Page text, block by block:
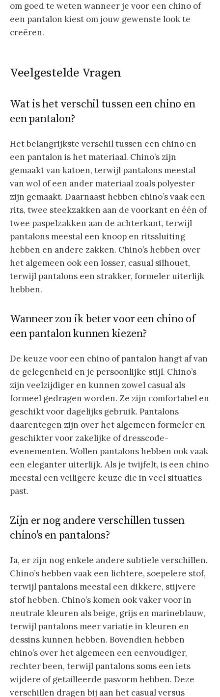
om goed te weten wanneer je voor een chino of
een pantalon kiest om jouw gewenste look te
creëren.
Veelgestelde Vragen
Wat is het verschil tussen een chino en
een pantalon?
Het belangrijkste verschil tussen een chino en
een pantalon is het materiaal. Chino’s zijn
gemaakt van katoen, terwijl pantalons meestal
van wol of een ander materiaal zoals polyester
zijn gemaakt. Daarnaast hebben chino’s vaak een
rits, twee steekzakken aan de voorkant en één of
twee paspelzakken aan de achterkant, terwijl
pantalons meestal een knoop en ritssluiting
hebben en andere zakken. Chino’s hebben over
het algemeen ook een losser, casual silhouet,
terwijl pantalons een strakker, formeler uiterlijk
hebben.
Wanneer zou ik beter voor een chino of
een pantalon kunnen kiezen?
De keuze voor een chino of pantalon hangt af van
de gelegenheid en je persoonlijke stijl. Chino’s
zijn veelzijdiger en kunnen zowel casual als
formeel gedragen worden. Ze zijn comfortabel en
geschikt voor dagelijks gebruik. Pantalons
daarentegen zijn over het algemeen formeler en
geschikter voor zakelijke of dresscode-
evenementen. Wollen pantalons hebben ook vaak
een eleganter uiterlijk. Als je twijfelt, is een chino
meestal een veiligere keuze die in veel situaties
past.
Zijn er nog andere verschillen tussen
chino's en pantalons?
Ja, er zijn nog enkele andere subtiele verschillen.
Chino’s hebben vaak een lichtere, soepelere stof,
terwijl pantalons meestal een dikkere, stijvere
stof hebben. Chino’s komen ook vaker voor in
neutrale kleuren als beige, grijs en marineblauw,
terwijl pantalons meer variatie in kleuren en
dessins kunnen hebben. Bovendien hebben
chino’s over het algemeen een eenvoudiger,
rechter been, terwijl pantalons soms een iets
wijdere of getailleerde pasvorm hebben. Deze
verschillen dragen bij aan het casual versus